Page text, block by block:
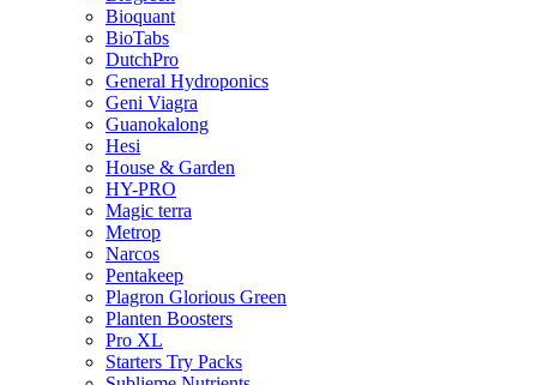
Bioquant
BioTabs
DutchPro
General Hydroponics
Geni Viagra
Guanokalong
Hesi
House & Garden
HY-PRO
Magic terra
Metrop
Narcos
Pentakeep
Plagron Glorious Green
Planten Boosters
Pro XL
Starters Try Packs